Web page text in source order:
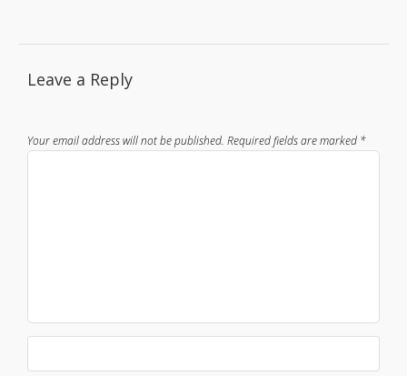
Gedichten
Leave a Reply
Your email address will not be published. Required fields are marked *